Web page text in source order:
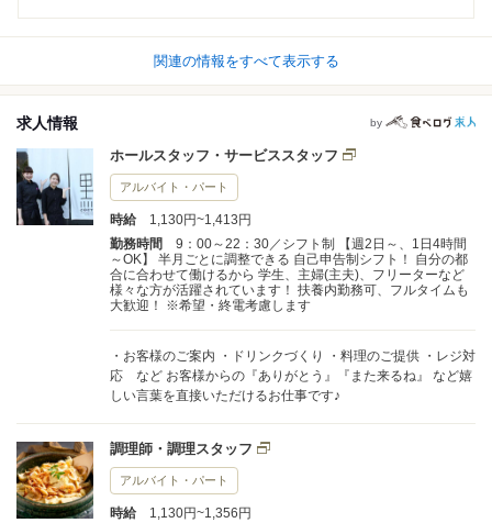
関連の情報をすべて表示する
求人情報 by
ホールスタッフ・サービススタッフ
アルバイト・パート
時給
1,130円~1,413円
勤務時間
9：00～22：30／シフト制 【週2日～、1日4時間
～OK】 半月ごとに調整できる 自己申告制シフト！ 自分の都
合に合わせて働けるから 学生、主婦(主夫)、フリーターなど
様々な方が活躍されています！ 扶養内勤務可、フルタイムも
大歓迎！ ※希望・終電考慮します
・お客様のご案内 ・ドリンクづくり ・料理のご提供 ・レジ対
応 など お客様からの『ありがとう』『また来るね』 など嬉
しい言葉を直接いただけるお仕事です♪
調理師・調理スタッフ
アルバイト・パート
時給
1,130円~1,356円